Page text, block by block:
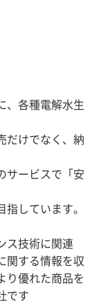
、各種電解水生
だけでなく、納
サービスで「安
しています。
ス技術に関連
関する情報を収
り優れた商品を
です